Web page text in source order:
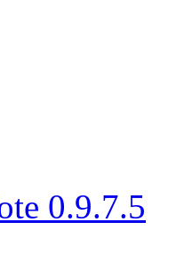
0.9.7.5